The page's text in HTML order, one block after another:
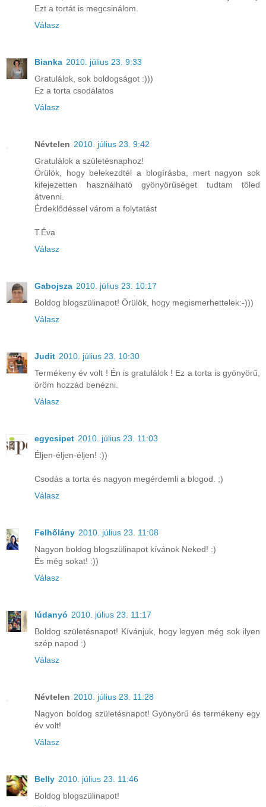
Ezt a tortát is megcsinálom.
Válasz
Bianka 2010. július 23. 9:33
Gratulálok, sok boldogságot :)))
Ez a torta csodálatos
Válasz
Névtelen 2010. július 23. 9:42
Gratulálok a születésnaphoz!
Örülök, hogy belekezdtél a blogírásba, mert nagyon sok
kifejezetten használható gyönyörűséget tudtam tőled
átvenni.
Érdeklődéssel várom a folytatást
T.Éva
Válasz
Gabojsza 2010. július 23. 10:17
Boldog blogszülinapot! Örülök, hogy megismerhettelek:-)))
Válasz
Judit 2010. július 23. 10:30
Termékeny év volt ! Én is gratulálok ! Ez a torta is gyönyörű,
öröm hozzád benézni.
Válasz
egycsipet 2010. július 23. 11:03
Éljen-éljen-éljen! :))
Csodás a torta és nagyon megérdemli a blogod. ;)
Válasz
Felhőlány 2010. július 23. 11:08
Nagyon boldog blogszülinapot kívánok Neked! :)
És még sokat! :))
Válasz
lúdanyó 2010. július 23. 11:17
Boldog születésnapot! Kívánjuk, hogy legyen még sok ilyen
szép napod :)
Válasz
Névtelen 2010. július 23. 11:28
Nagyon boldog születésnapot! Gyönyörű és termékeny egy
év volt!
Válasz
Belly 2010. július 23. 11:46
Boldog blogszülinapot!